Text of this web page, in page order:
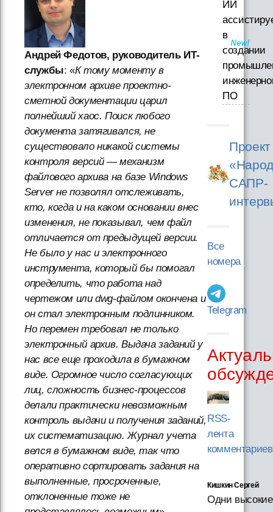
Андрей Федотов, руководитель ИТ-
службы: «К тому моменту в
электронном архиве проектно-
cметной документации царил
полнейший хаос. Поиск любого
документа затягивался, не
существовало никакой системы
контроля версий — механизм
файлового архива на базе Windows
Server не позволял отслеживать,
кто, когда и на каком основании внес
изменения, не показывал, чем файл
отличается от предыдущей версии.
Не было у нас и электронного
инструмента, который бы помогал
определить, что работа над
чертежом или dwg-файлом окончена и
он стал электронным подлинником.
Но перемен требовал не только
электронный архив. Выдача заданий у
нас все еще проходила в бумажном
виде. Огромное число согласующих
лиц, сложность бизнес-процессов
делали практически невозможным
контроль выдачи и получения заданий,
их систематизацию. Журнал учета
велся в бумажном виде, так что
оперативно сортировать задания на
выполненные, просроченные,
отклоненные тоже не
ИИ
в
создании
ПО
Проект
САПР-
Все
номера
Telegram
RSS-
лента
комментариев
Кишкин Сергей
Одни высокие